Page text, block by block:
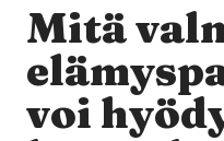
Mitä
voi